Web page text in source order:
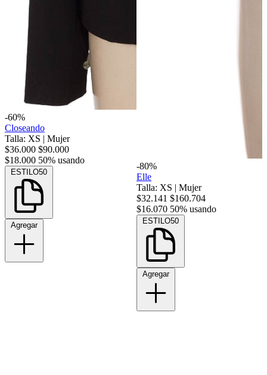
-60%
Closeando
Talla: XS | Mujer
$36.000 $90.000
$18.000 50% usando
ESTILO50
Agregar
-80%
Elle
Talla: XS | Mujer
$32.141 $160.704
$16.070 50% usando
ESTILO50
Agregar